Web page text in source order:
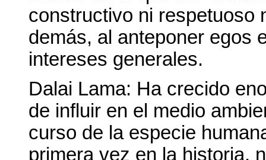
constructivo ni respetuoso
demás, al anteponer egos
intereses generales.
Dalai Lama: Ha crecido
de influir en el medio
curso de la especie
primera vez en la historia,